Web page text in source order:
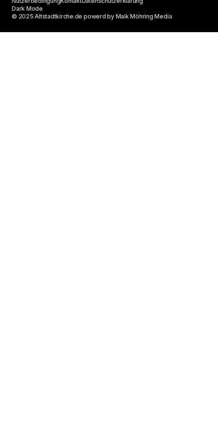
© 2025 Altstadtkirche.de powerd by Maik Möhring Media
Dark Mode